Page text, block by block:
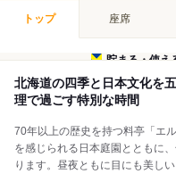
トップ 座席
貯まる・使え
北海道の四季と日本文化を
理で過ごす特別な時間
70年以上の歴史を持つ料亭「エ
を感じられる日本庭園とともに
ります。昼夜ともに目にも美し